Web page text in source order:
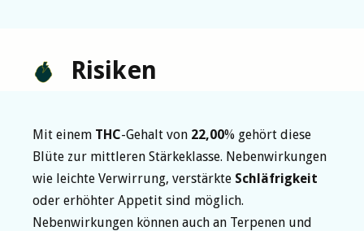
Risiken
Mit einem THC-Gehalt von 22,00% gehört diese
Blüte zur mittleren Stärkeklasse. Nebenwirkungen
wie leichte Verwirrung, verstärkte Schläfrigkeit
oder erhöhter Appetit sind möglich.
Nebenwirkungen können auch an Terpenen und